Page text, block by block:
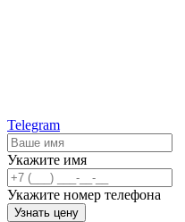
Telegram
Укажите имя
Укажите номер телефона
Узнать цену